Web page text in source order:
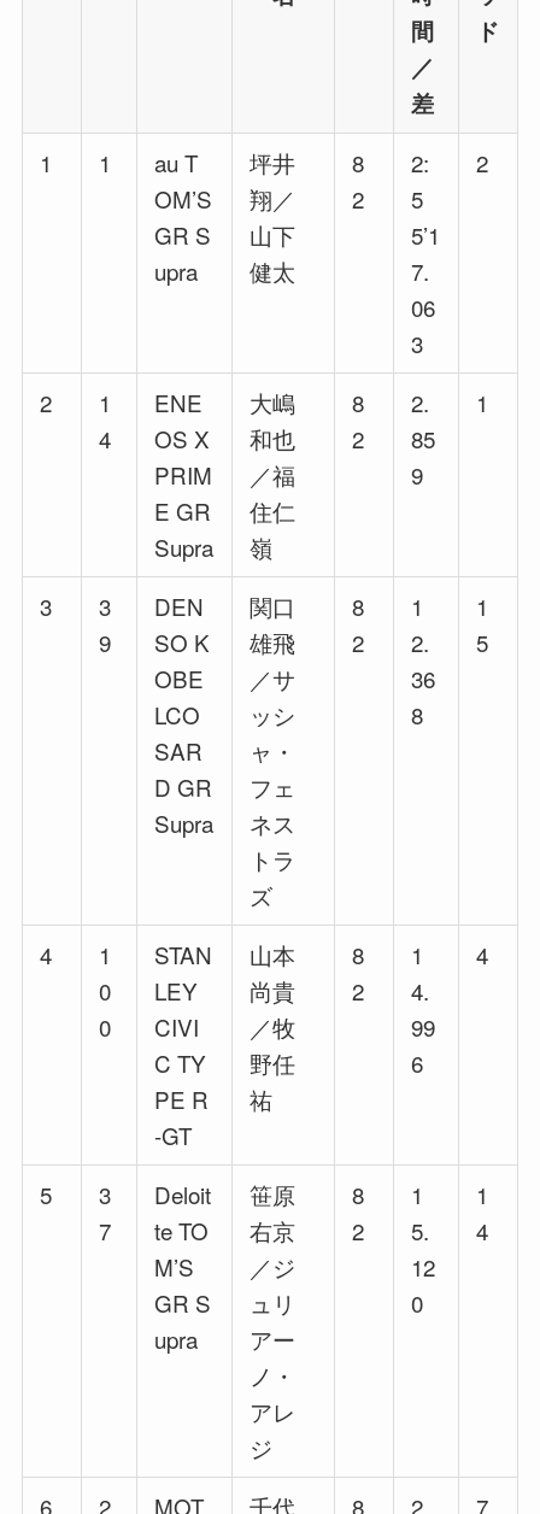
間
／
差
ド
1 1
au T
OM’S
GR S
upra
坪井
翔／
山下
健太
8
2
2:
5
5’1
7.
06
3
2
2
1
4
ENE
OS X
PRIM
E GR
Supra
大嶋
和也
／福
住仁
嶺
8
2
2.
85
9
1
3
3
9
DEN
SO K
OBE
LCO
SAR
D GR
Supra
関口
雄飛
／サ
ッシ
ャ・
フェ
ネス
トラ
ズ
8
2
1
2.
36
8
1
5
4
1
0
0
STAN
LEY
CIVI
C TY
PE R
-GT
山本
尚貴
／牧
野任
祐
8
2
1
4.
99
6
4
5
3
7
Deloit
te TO
M’S
GR S
upra
笹原
右京
／ジ
ュリ
アー
ノ・
アレ
ジ
8
2
1
5.
12
0
1
4
6
2
MOT
千代
8
2
7